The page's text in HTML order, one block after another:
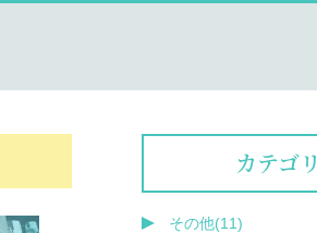
カテゴリ
その他(11)